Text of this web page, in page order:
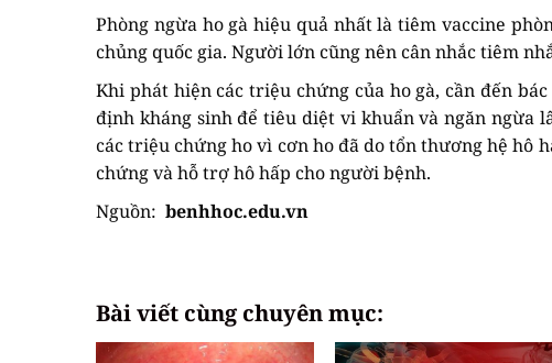
Phòng ngừa ho gà hiệu quả nhất là tiêm vaccine
chủng quốc gia. Người lớn cũng nên cân nhắc tiêm
Khi phát hiện các triệu chứng của ho gà, cần đến
định kháng sinh để tiêu diệt vi khuẩn và ngăn ngừa
các triệu chứng ho vì cơn ho đã do tổn thương hệ hô
chứng và hỗ trợ hô hấp cho người bệnh.
Nguồn: benhhoc.edu.vn
Bài viết cùng chuyên mục: